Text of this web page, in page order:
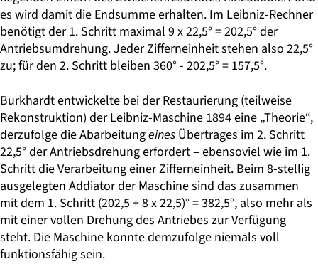
es wird damit die Endsumme erhalten. Im Leibniz-Rechner
benötigt der 1. Schritt maximal 9 x 22,5° = 202,5° der
Antriebsumdrehung. Jeder Zifferneinheit stehen also 22,5°
zu; für den 2. Schritt bleiben 360° - 202,5° = 157,5°.
Burkhardt entwickelte bei der Restaurierung (teilweise
Rekonstruktion) der Leibniz-­Maschine 1894 eine „Theorie“,
derzufolge die Abarbeitungeines Übertrages im 2. Schritt
22,5° der Antriebsdrehung erfordert – ebensoviel wie im 1.
Schritt die Verarbeitung einer Zifferneinheit. Beim 8-stellig
ausgelegten Addiator der Maschine sind das zusammen
mit dem 1. Schritt (202,5 + 8 x 22,5)° = 382,5°, also mehr als
mit einer vollen Drehung des Antriebes zur Verfügung
steht. Die Maschine konnte demzufolge niemals voll
funktionsfähig sein.